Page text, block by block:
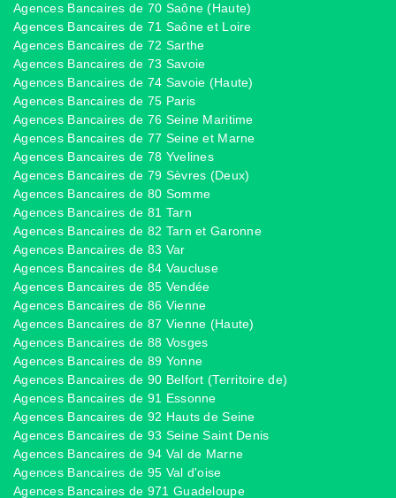
Agences Bancaires de 70 Saône (Haute)
Agences Bancaires de 71 Saône et Loire
Agences Bancaires de 72 Sarthe
Agences Bancaires de 73 Savoie
Agences Bancaires de 74 Savoie (Haute)
Agences Bancaires de 75 Paris
Agences Bancaires de 76 Seine Maritime
Agences Bancaires de 77 Seine et Marne
Agences Bancaires de 78 Yvelines
Agences Bancaires de 79 Sèvres (Deux)
Agences Bancaires de 80 Somme
Agences Bancaires de 81 Tarn
Agences Bancaires de 82 Tarn et Garonne
Agences Bancaires de 83 Var
Agences Bancaires de 84 Vaucluse
Agences Bancaires de 85 Vendée
Agences Bancaires de 86 Vienne
Agences Bancaires de 87 Vienne (Haute)
Agences Bancaires de 88 Vosges
Agences Bancaires de 89 Yonne
Agences Bancaires de 90 Belfort (Territoire de)
Agences Bancaires de 91 Essonne
Agences Bancaires de 92 Hauts de Seine
Agences Bancaires de 93 Seine Saint Denis
Agences Bancaires de 94 Val de Marne
Agences Bancaires de 95 Val d'oise
Agences Bancaires de 971 Guadeloupe